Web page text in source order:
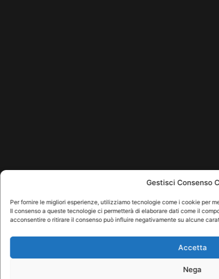
Gestisci Consenso
Per fornire le migliori esperienze, utilizziamo tecnologie come i cookie per
Il consenso a queste tecnologie ci permetterà di elaborare dati come il
acconsentire o ritirare il consenso può influire negativamente su alcune
Accetta
Nega